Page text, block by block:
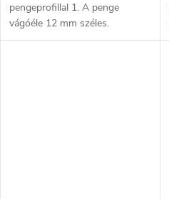
pengeprofillal 1. A penge
vágóéle 12 mm széles.